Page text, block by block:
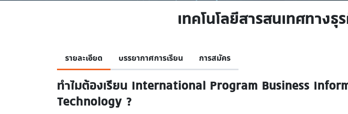
เทคโนโลยีสารสนเทศทาง
รายละเอียด บรรยากาศการเรียน การสมัคร
ทำไมต้องเรียน International Program Business
Technology ?